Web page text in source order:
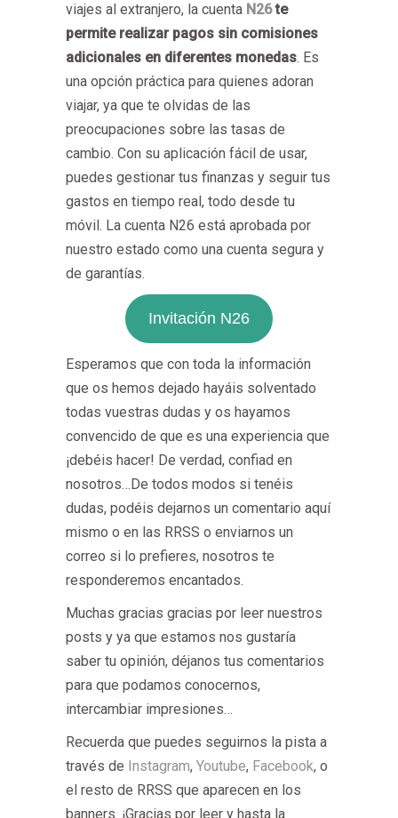
viajes al extranjero, la cuenta N26te
permite realizar pagos sin comisiones
adicionales en diferentes monedas. Es
una opción práctica para quienes adoran
viajar, ya que te olvidas de las
preocupaciones sobre las tasas de
cambio. Con su aplicación fácil de usar,
puedes gestionar tus finanzas y seguir tus
gastos en tiempo real, todo desde tu
móvil. La cuenta N26 está aprobada por
nuestro estado como una cuenta segura y
de garantías.
Invitación N26
Esperamos que con toda la información
que os hemos dejado hayáis solventado
todas vuestras dudas y os hayamos
convencido de que es una experiencia que
¡debéis hacer! De verdad, confiad en
nosotros…De todos modos si tenéis
dudas, podéis dejarnos un comentario aquí
mismo o en las RRSS o enviarnos un
correo si lo prefieres, nosotros te
responderemos encantados.
Muchas gracias gracias por leer nuestros
posts y ya que estamos nos gustaría
saber tu opinión, déjanos tus comentarios
para que podamos conocernos,
intercambiar impresiones…
Recuerda que puedes seguirnos la pista a
través de Instagram, Youtube, Facebook, o
el resto de RRSS que aparecen en los
banners. ¡Gracias por leer y hasta la